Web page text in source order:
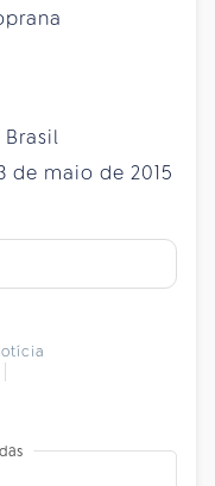
Brasil
de maio de 2015